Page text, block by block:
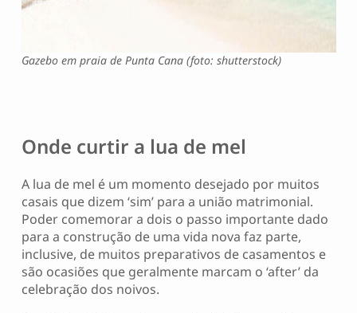
Gazebo em praia de Punta Cana (foto: shutterstock)
Onde curtir a lua de mel
A lua de mel é um momento desejado por muitos
casais que dizem ‘sim’ para a união matrimonial.
Poder comemorar a dois o passo importante dado
para a construção de uma vida nova faz parte,
inclusive, de muitos preparativos de casamentos e
são ocasiões que geralmente marcam o ‘after’ da
celebração dos noivos.